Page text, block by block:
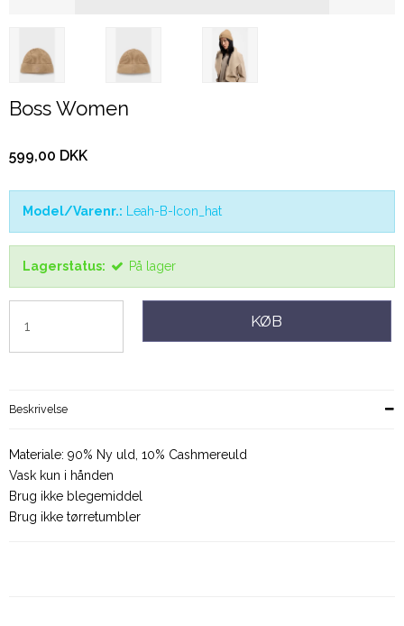
Boss Women
599,00 DKK
Model/Varenr.: Leah-B-Icon_hat
Lagerstatus: På lager
KØB
Beskrivelse
Materiale: 90% Ny uld, 10% Cashmereuld
Vask kun i hånden
Brug ikke blegemiddel
Brug ikke tørretumbler